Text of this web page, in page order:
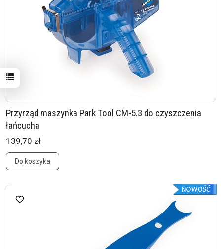
Przyrząd maszynka Park Tool CM-5.3 do czyszczenia
łańcucha
139,70 zł
Do koszyka